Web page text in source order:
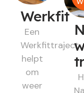
Werkfit
Een
Werkfittraject
helpt
om
weer